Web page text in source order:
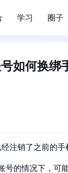
学习 圈子
如何换绑
经注销了之前的
的情况下，可